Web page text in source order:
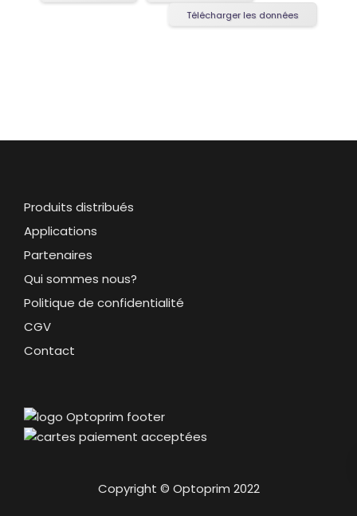
Télécharger les données
Produits distribués
Applications
Partenaires
Qui sommes nous?
Politique de confidentialité
CGV
Contact
Copyright © Optoprim 2022